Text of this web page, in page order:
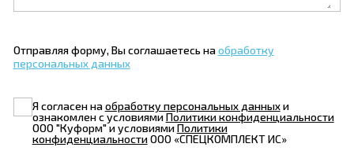
Отправляя форму, Вы соглашаетесь наобработку
персональных данных
Я согласен наобработку персональных данныхи
ознакомлен с условиямиПолитики конфиденциальности
ООО "Куформ" и условиямиПолитики
конфиденциальностиООО «СПЕЦКОМПЛЕКТ ИС»